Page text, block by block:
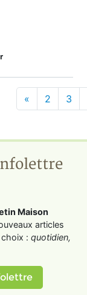
« 2 3
Maison
articles
: quotidien,